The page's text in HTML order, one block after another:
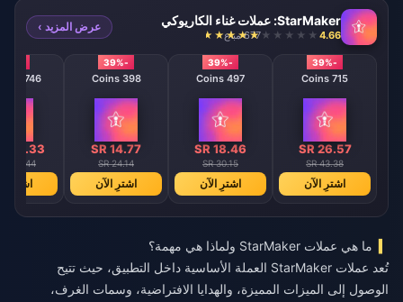
StarMaker: عملات غناء الكاريوكي
4.66 677 مباع
عرض المزيد ›
-39%
715 Coins
SR 26.57
SR 43.38
اشترِ الآن
-39%
497 Coins
SR 18.46
SR 30.15
اشترِ الآن
-39%
398 Coins
SR 14.77
SR 24.14
اشترِ الآن
47746 Coins
2896.44
اشترِ
ما هي عملات StarMaker ولماذا هي مهمة؟
تُعد عملات StarMaker العملة الأساسية داخل التطبيق، حيث تتيح
الوصول إلى الميزات المميزة، والهدايا الافتراضية، وسمات الغرف،